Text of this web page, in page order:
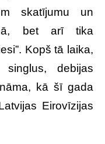
skatījumu un
bet arī tika
Kopš tā laika,
debijas
kā šī gada
Eirovīzijas